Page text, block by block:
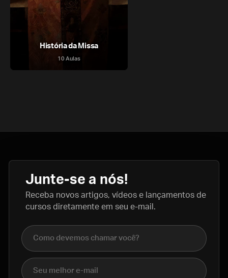
História da Missa
10 Aulas
Junte-se a nós!
Receba novos artigos, vídeos e lançamentos de
cursos diretamente em seu e-mail.
Nome completo
E-mail